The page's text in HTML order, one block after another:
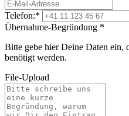
Telefon:*
Übernahme-Begründung *
Bitte gebe hier Deine Daten ein,
benötigt werden.
File-Upload